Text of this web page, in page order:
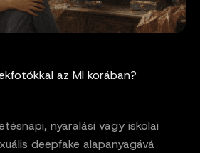
az MI korában?
nyaralási vagy iskolai
deepfake alapanyagává